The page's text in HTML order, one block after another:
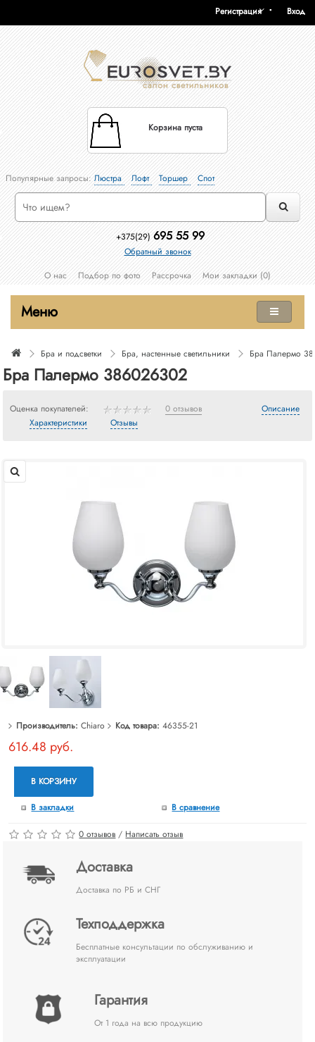
Вход
Регистрация
Корзина пуста
Популярные запросы:Люстра Лофт Торшер Спот
+375(29) 695 55 99
Обратный звонок
О нас
Подбор по фото Рассрочка Мои закладки (0)
Меню
Бра и подсветки Бра, настенные светильники Бра Палермо
Бра Палермо 386026302
Оценка покупателей: 0 отзывов
Описание
Характеристики
Отзывы
Производитель: Chiaro Код товара: 46355-21
616.48 руб.
В КОРЗИНУ
В закладки В сравнение
0 отзывов / Написать отзыв
Доставка
Доставка по РБ и СНГ
Техподдержка
Бесплатные консультации по обслуживанию и
эксплуатации
Гарантия
От 1 года на всю продукцию